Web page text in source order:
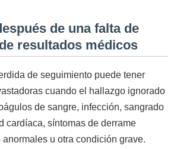
de una falta de
resultados médicos
de seguimiento puede tener
cuando el hallazgo ignorado
de sangre, infección, sangrado
cardíaca, síntomas de derrame
u otra condición grave.